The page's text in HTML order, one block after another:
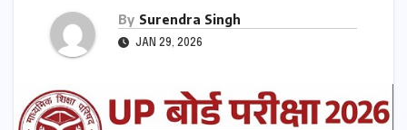
By Surendra Singh
JAN 29, 2026